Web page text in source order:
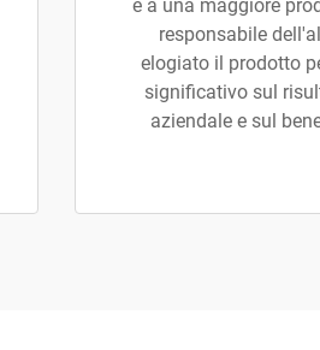
e a una maggiore
responsabile
elogiato il prodotto
significativo sul
aziendale e sul